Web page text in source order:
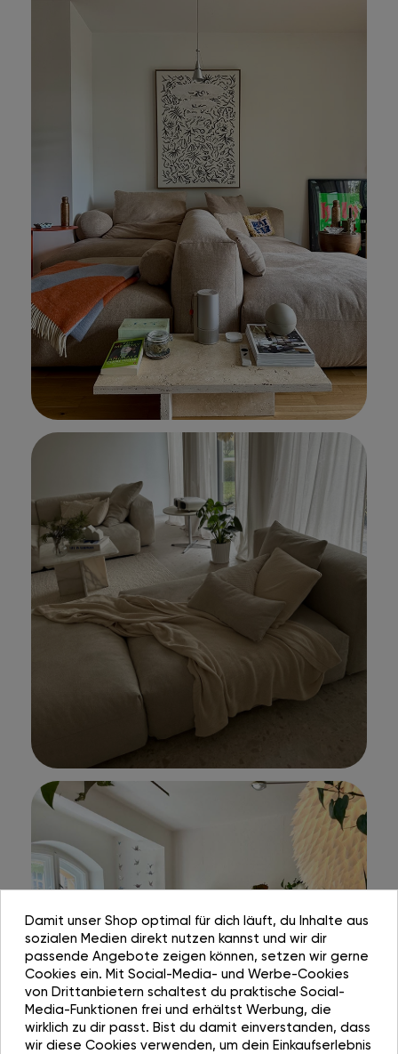
Damit unser Shop optimal für dich läuft, du Inhalte aus
sozialen Medien direkt nutzen kannst und wir dir
passende Angebote zeigen können, setzen wir gerne
Cookies ein. Mit Social-Media- und Werbe-Cookies
von Drittanbietern schaltest du praktische Social-
Media-Funktionen frei und erhältst Werbung, die
wirklich zu dir passt. Bist du damit einverstanden, dass
wir diese Cookies verwenden, um dein Einkaufserlebnis